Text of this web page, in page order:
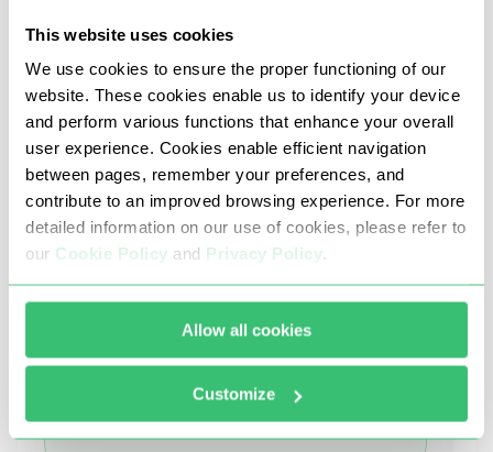
This website uses cookies
We use cookies to ensure the proper functioning of our
website. These cookies enable us to identify your device
and perform various functions that enhance your overall
user experience. Cookies enable efficient navigation
between pages, remember your preferences, and
contribute to an improved browsing experience. For more
detailed information on our use of cookies, please refer to
our Cookie Policy and Privacy Policy.
Allow all cookies
Customize
Défi
Le pipeline de scraping alimentait
directement l'entraînement du modèle IA,
mais renvoyait des données
géographiques imprécises qui
corrompaient les datasets.
pipelines IA · Zéro erreur en aval ·